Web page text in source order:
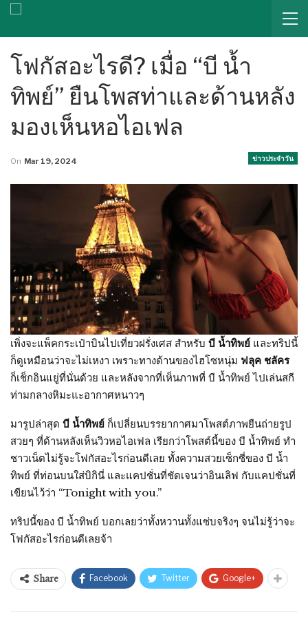
โฟกัสอะไรดี? เมื่อ “บี น้ำ
ทิพย์” ยืนโพสท่าและด้านหลัง
มองเห็นหอไอเฟล
ข่าวประจำวัน
On Mar 19, 2024
เพิ่งจะแพ็คกระเป๋าบินไปเที่ยวฝรั่งเศส สำหรับ บี น้ำทิพย์ และทริปนี้
ก็ดูเหมือนว่าจะไม่เหงา เพราะทางด้านของไฮโซหนุ่ม ฟลุค ชลัคร
ก็เช็กอินแยู่ที่นั่นด้วย และหลังจากที่เห็นภาพที่ บี น้ำทิพย์ ไปเล่นสกี
ท่ามกลางหิมะแะอากาศหนาวๆ
มารูปล่าสุด บี น้ำทิพย์ ก็เปลี่ยนบรรยากาศมาโพสต์ภาพยืนถ่ายรูป
สวยๆ ที่ด้านหลังเห็นวิวหอไอเฟล เรียกว่าโพสต์นี้ของ บี น้ำทิพย์ ทำ
ชาวเน็ตไม่รู้จะโฟกัสอะไรก่อนดีเลย ทั้งความสวยเซ็กซี่ของ บี น้ำ
ทิพย์ ที่ท่อนบนใส่บิกินี่ และแคปชั่นที่ชัดเจนว่าอินเลิฟ กับแคปชั่นที่
เขียนไว้ว่า “Tonight with you.”
ทริปนี้ของ บี น้ำทิพย์ บอกเลยว่าทั้งหวานทั้งแซ่บจริงๆ จนไม่รู้ว่าจะ
โฟกัสอะไรก่อนดีเลยจ้า
Share Facebook Twitter Google+